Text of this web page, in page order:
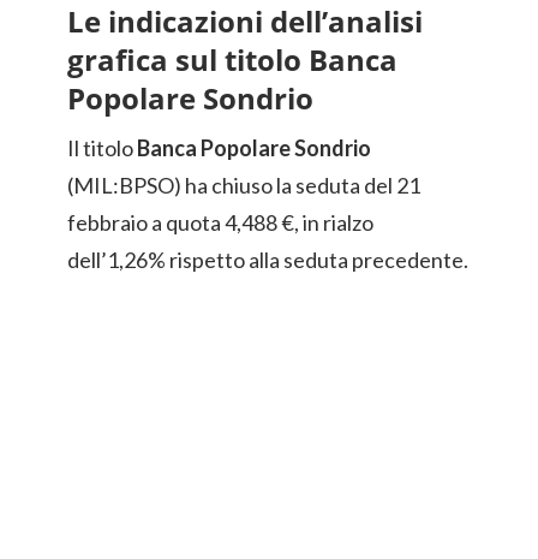
Le indicazioni dell’analisi
grafica sul titolo Banca
Popolare Sondrio
Il titoloBanca Popolare Sondrio
(MIL:BPSO) ha chiuso la seduta del 21
febbraio a quota 4,488 €, in rialzo
dell’1,26% rispetto alla seduta precedente.